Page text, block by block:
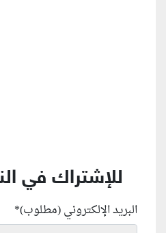
للإشتراك في
البريد الإلكتروني (مطلوب)*